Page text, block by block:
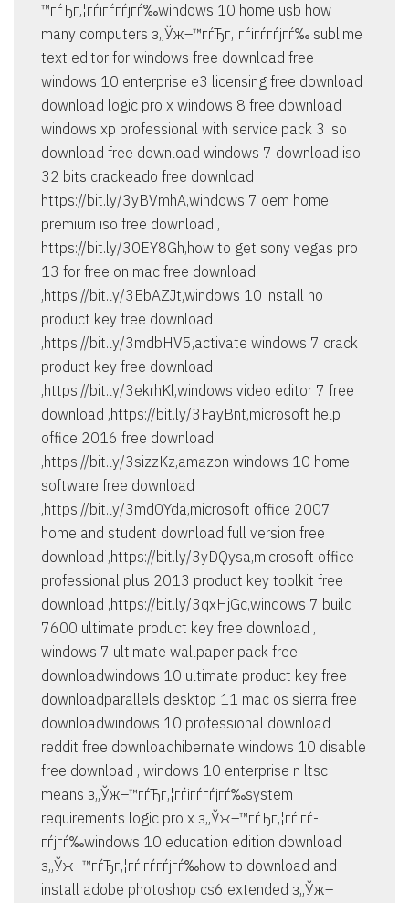
™гѓЂг‚¦гѓігѓ­гѓјгѓ‰windows 10 home usb how
many computers з„Ўж–™гѓЂг‚¦гѓігѓ­гѓјгѓ‰ sublime
text editor for windows free download free
windows 10 enterprise e3 licensing free download
download logic pro x windows 8 free download
windows xp professional with service pack 3 iso
download free download windows 7 download iso
32 bits crackeado free download
https://bit.ly/3yBVmhA,windows 7 oem home
premium iso free download ,
https://bit.ly/30EY8Gh,how to get sony vegas pro
13 for free on mac free download
,https://bit.ly/3EbAZJt,windows 10 install no
product key free download
,https://bit.ly/3mdbHV5,activate windows 7 crack
product key free download
,https://bit.ly/3ekrhKl,windows video editor 7 free
download ,https://bit.ly/3FayBnt,microsoft help
office 2016 free download
,https://bit.ly/3sizzKz,amazon windows 10 home
software free download
,https://bit.ly/3md0Yda,microsoft office 2007
home and student download full version free
download ,https://bit.ly/3yDQysa,microsoft office
professional plus 2013 product key toolkit free
download ,https://bit.ly/3qxHjGc,windows 7 build
7600 ultimate product key free download ,
windows 7 ultimate wallpaper pack free
downloadwindows 10 ultimate product key free
downloadparallels desktop 11 mac os sierra free
downloadwindows 10 professional download
reddit free downloadhibernate windows 10 disable
free download , windows 10 enterprise n ltsc
means з„Ўж–™гѓЂг‚¦гѓігѓ­гѓјгѓ‰system
requirements logic pro x з„Ўж–™гѓЂг‚¦гѓігѓ­
гѓјгѓ‰windows 10 education edition download
з„Ўж–™гѓЂг‚¦гѓігѓ­гѓјгѓ‰how to download and
install adobe photoshop cs6 extended з„Ўж–